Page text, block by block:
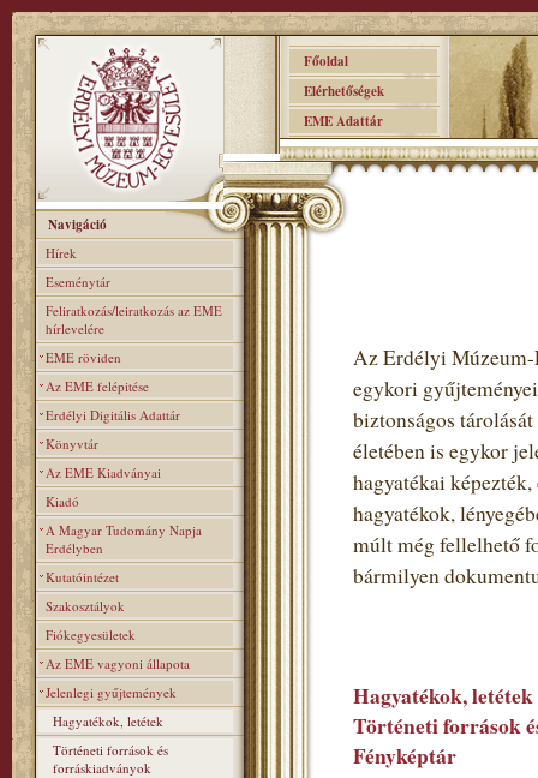
Főoldal
Elérhetőségek
EME Adattár
Navigáció
Hírek
Eseménytár
Feliratkozás/leiratkozás az EME
hírlevelére
EME röviden
Az EME felépitése
Erdélyi Digitális Adattár
Könyvtár
Az EME Kiadványai
Kiadó
A Magyar Tudomány Napja
Erdélyben
Kutatóintézet
Szakosztályok
Fiókegyesületek
Az EME vagyoni állapota
Jelenlegi gyűjtemények
Hagyatékok, letétek
Történeti források és
forráskiadványok
Az Erdélyi Múzeum-
egykori
biztonságos
életében is egykor
hagyatékai
hagyatékok,
múlt még fellelhető
bármilyen
Hagyatékok, letétek
Történeti források
Fényképtár